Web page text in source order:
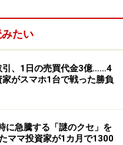
カー向けに車載用フォト
信用フォトIC、防眩ミ
ル規模でシェアを拡大し
の他事業に含まれてお
になります。自動車は
であることから、今後
います。
たい
引、1日の売買代金3億……4
がスマホ1台で戦った勝負
に急騰する「謎のクセ」を
ママ投資家が1カ月で1300